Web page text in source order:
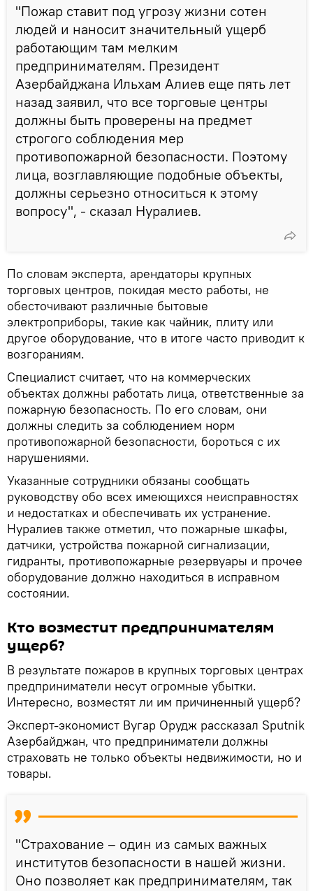
"Пожар ставит под угрозу жизни сотен
людей и наносит значительный ущерб
работающим там мелким
предпринимателям. Президент
Азербайджана Ильхам Алиев еще пять лет
назад заявил, что все торговые центры
должны быть проверены на предмет
строгого соблюдения мер
противопожарной безопасности. Поэтому
лица, возглавляющие подобные объекты,
должны серьезно относиться к этому
вопросу", - сказал Нуралиев.
По словам эксперта, арендаторы крупных
торговых центров, покидая место работы, не
обесточивают различные бытовые
электроприборы, такие как чайник, плиту или
другое оборудование, что в итоге часто приводит к
возгораниям.
Специалист считает, что на коммерческих
объектах должны работать лица, ответственные за
пожарную безопасность. По его словам, они
должны следить за соблюдением норм
противопожарной безопасности, бороться с их
нарушениями.
Указанные сотрудники обязаны сообщать
руководству обо всех имеющихся неисправностях
и недостатках и обеспечивать их устранение.
Нуралиев также отметил, что пожарные шкафы,
датчики, устройства пожарной сигнализации,
гидранты, противопожарные резервуары и прочее
оборудование должно находиться в исправном
состоянии.
Кто возместит предпринимателям
ущерб?
В результате пожаров в крупных торговых центрах
предприниматели несут огромные убытки.
Интересно, возместят ли им причиненный ущерб?
Эксперт-экономист Вугар Орудж рассказал Sputnik
Азербайджан, что предприниматели должны
страховать не только объекты недвижимости, но и
товары.
"Страхование – один из самых важных
институтов безопасности в нашей жизни.
Оно позволяет как предпринимателям, так